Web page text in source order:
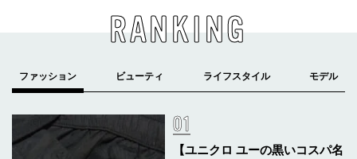
RANKING
【ユニクロ ユーの黒いコスパ名